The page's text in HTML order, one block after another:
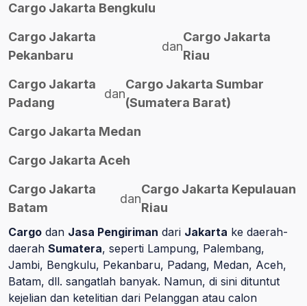
Cargo Jakarta Bengkulu
Cargo Jakarta
Pekanbaru
dan
Cargo Jakarta
Riau
Cargo Jakarta
Padang
dan
Cargo Jakarta Sumbar
(Sumatera Barat)
Cargo Jakarta Medan
Cargo Jakarta Aceh
Cargo Jakarta
Batam
dan
Cargo Jakarta Kepulauan
Riau
Cargo dan Jasa Pengiriman dari Jakarta ke daerah-
daerah Sumatera, seperti Lampung, Palembang,
Jambi, Bengkulu, Pekanbaru, Padang, Medan, Aceh,
Batam, dll. sangatlah banyak. Namun, di sini dituntut
kejelian dan ketelitian dari Pelanggan atau calon